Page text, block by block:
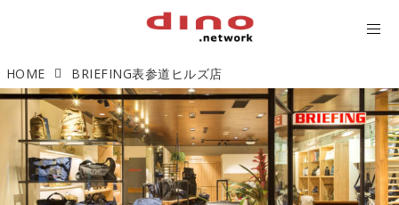
HOME BRIEFING表参道ヒルズ店